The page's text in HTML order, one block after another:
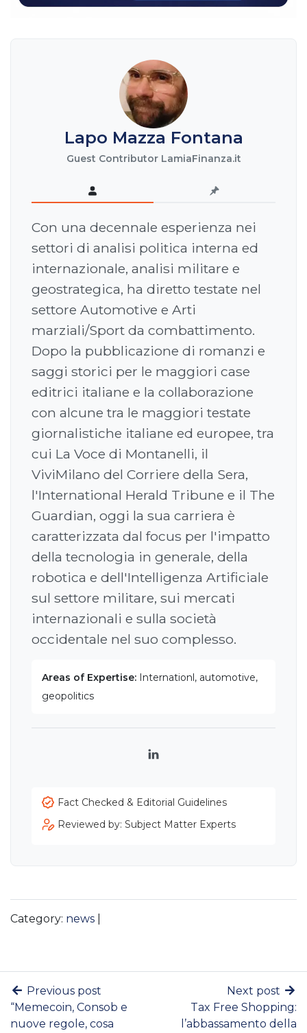
Lapo Mazza Fontana
Guest Contributor LamiaFinanza.it
Con una decennale esperienza nei
settori di analisi politica interna ed
internazionale, analisi militare e
geostrategica, ha diretto testate nel
settore Automotive e Arti
marziali/Sport da combattimento.
Dopo la pubblicazione di romanzi e
saggi storici per le maggiori case
editrici italiane e la collaborazione
con alcune tra le maggiori testate
giornalistiche italiane ed europee, tra
cui La Voce di Montanelli, il
ViviMilano del Corriere della Sera,
l'International Herald Tribune e il The
Guardian, oggi la sua carriera è
caratterizzata dal focus per l'impatto
della tecnologia in generale, della
robotica e dell'Intelligenza Artificiale
sul settore militare, sui mercati
internazionali e sulla società
occidentale nel suo complesso.
Areas of Expertise: Internationl, automotive,
geopolitics
LinkedIn
Fact Checked & Editorial Guidelines
Reviewed by: Subject Matter Experts
Category: news
Previous post
“Memecoin, Consob e
nuove regole, cosa
Next post
Tax Free Shopping:
l’abbassamento della